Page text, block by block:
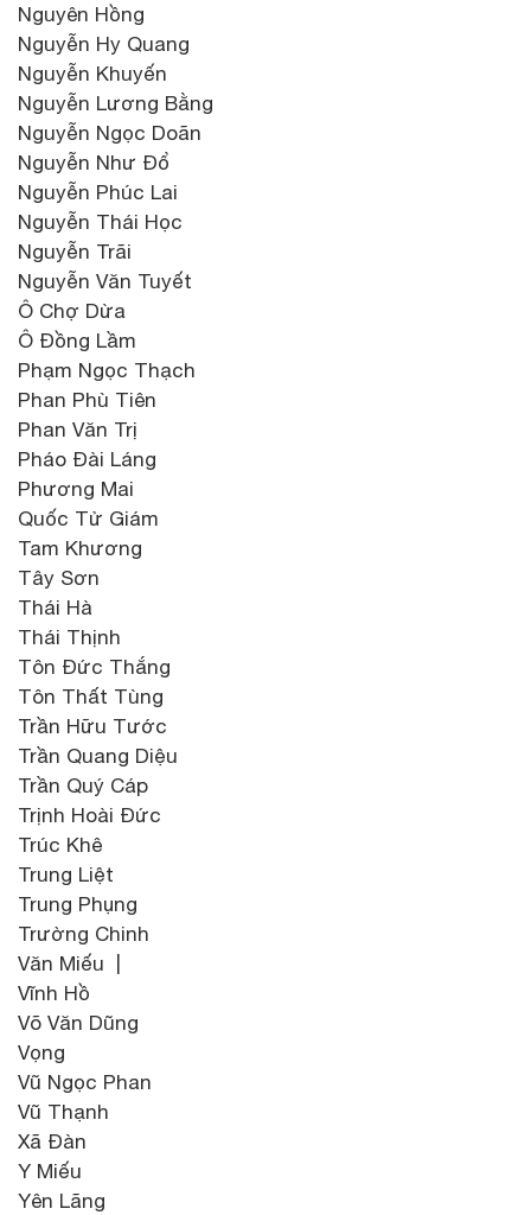
Nguyên Hồng
Nguyễn Hy Quang
Nguyễn Khuyến
Nguyễn Lương Bằng
Nguyễn Ngọc Doãn
Nguyễn Như Đổ
Nguyễn Phúc Lai
Nguyễn Thái Học
Nguyễn Trãi
Nguyễn Văn Tuyết
Ô Chợ Dừa
Ô Đồng Lầm
Phạm Ngọc Thạch
Phan Phù Tiên
Phan Văn Trị
Pháo Đài Láng
Phương Mai
Quốc Tử Giám
Tam Khương
Tây Sơn
Thái Hà
Thái Thịnh
Tôn Đức Thắng
Tôn Thất Tùng
Trần Hữu Tước
Trần Quang Diệu
Trần Quý Cáp
Trịnh Hoài Đức
Trúc Khê
Trung Liệt
Trung Phụng
Trường Chinh
Văn Miếu |
Vĩnh Hồ
Võ Văn Dũng
Vọng
Vũ Ngọc Phan
Vũ Thạnh
Xã Đàn
Y Miếu
Yên Lãng